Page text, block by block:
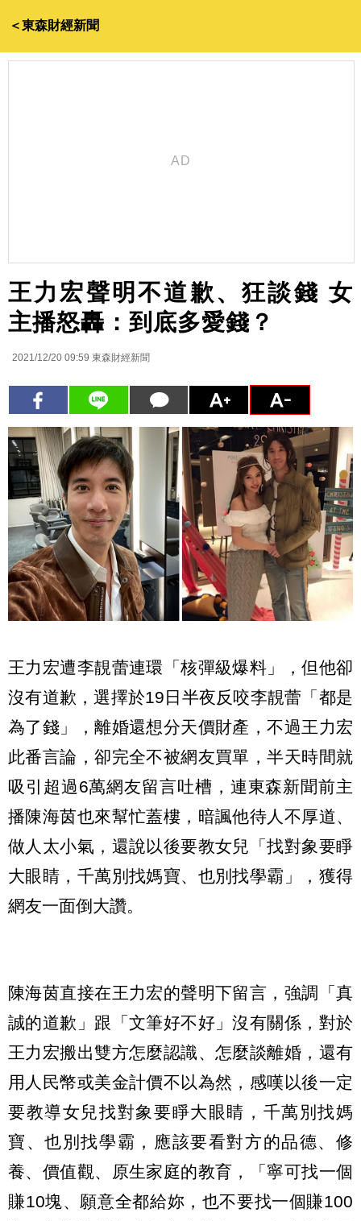
＜東森財經新聞
王力宏聲明不道歉、狂談錢 女
主播怒轟：到底多愛錢？
2021/12/20 09:59 東森財經新聞
王力宏遭李靚蕾連環「核彈級爆料」，但他卻
沒有道歉，選擇於19日半夜反咬李靚蕾「都是
為了錢」，離婚還想分天價財產，不過王力宏
此番言論，卻完全不被網友買單，半天時間就
吸引超過6萬網友留言吐槽，連東森新聞前主
播陳海茵也來幫忙蓋樓，暗諷他待人不厚道、
做人太小氣，還說以後要教女兒「找對象要睜
大眼睛，千萬別找媽寶、也別找學霸」，獲得
網友一面倒大讚。
陳海茵直接在王力宏的聲明下留言，強調「真
誠的道歉」跟「文筆好不好」沒有關係，對於
王力宏搬出雙方怎麼認識、怎麼談離婚，還有
用人民幣或美金計價不以為然，感嘆以後一定
要教導女兒找對象要睜大眼睛，千萬別找媽
寶、也別找學霸，應該要看對方的品德、修
養、價值觀、原生家庭的教育，「寧可找一個
賺10塊、願意全都給妳，也不要找一個賺100